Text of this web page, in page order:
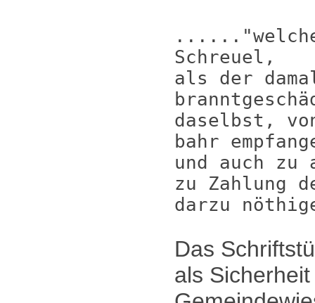
Schreuel,
als der
daselbst,
bahr
und auch zu
zu Zahlung
darzu
Das
als